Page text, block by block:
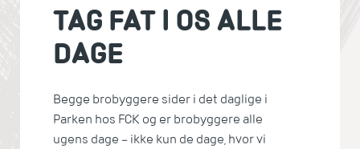
TAG FAT I OS ALLE
DAGE
Begge brobyggere sider i det daglige i
Parken hos FCK og er brobyggere alle
ugens dage – ikke kun de dage, hvor vi